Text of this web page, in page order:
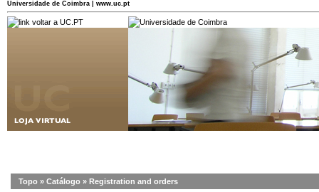
Universidade de Coimbra | www.uc.pt
Topo » Catálogo » Registration and orders